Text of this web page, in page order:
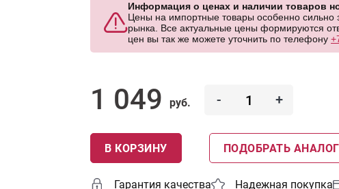
Информация о ценах и наличии товаров
Цены на импортные товары особенно сильно
рынка. Все актуальные цены формируются
цен вы так же можете уточнить по телефону
1 049 руб. - +
В КОРЗИНУ ПОДОБРАТЬ АНАЛОГ
Гарантия качества Надежная покупка